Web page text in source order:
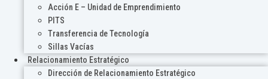
Acción E – Unidad de Emprendimiento
PITS
Transferencia de Tecnología
Sillas Vacías
Relacionamiento Estratégico
Dirección de Relacionamiento Estratégico